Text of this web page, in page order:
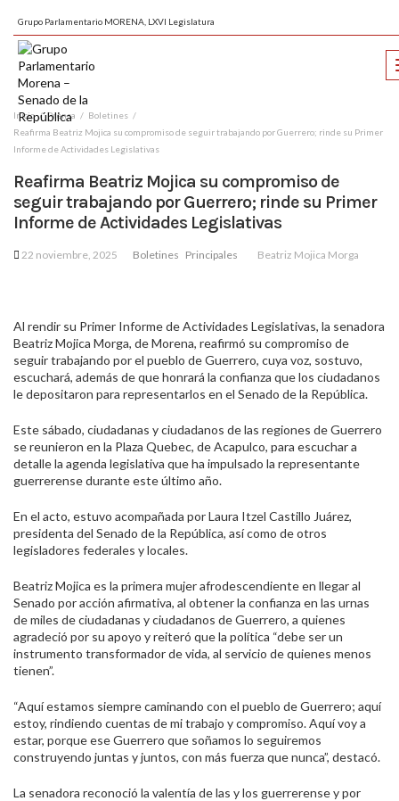
Grupo Parlamentario MORENA, LXVI Legislatura
Inicio Prensa
Boletines
Reafirma Beatriz Mojica su compromiso de seguir trabajando por Guerrero; rinde su Primer
Informe de Actividades Legislativas
Reafirma Beatriz Mojica su compromiso de
seguir trabajando por Guerrero; rinde su Primer
Informe de Actividades Legislativas
22 noviembre, 2025 Boletines Principales Beatriz Mojica Morga
Al rendir su Primer Informe de Actividades Legislativas, la senadora
Beatriz Mojica Morga, de Morena, reafirmó su compromiso de
seguir trabajando por el pueblo de Guerrero, cuya voz, sostuvo,
escuchará, además de que honrará la confianza que los ciudadanos
le depositaron para representarlos en el Senado de la República.
Este sábado, ciudadanas y ciudadanos de las regiones de Guerrero
se reunieron en la Plaza Quebec, de Acapulco, para escuchar a
detalle la agenda legislativa que ha impulsado la representante
guerrerense durante este último año.
En el acto, estuvo acompañada por Laura Itzel Castillo Juárez,
presidenta del Senado de la República, así como de otros
legisladores federales y locales.
Beatriz Mojica es la primera mujer afrodescendiente en llegar al
Senado por acción afirmativa, al obtener la confianza en las urnas
de miles de ciudadanas y ciudadanos de Guerrero, a quienes
agradeció por su apoyo y reiteró que la política “debe ser un
instrumento transformador de vida, al servicio de quienes menos
tienen”.
“Aquí estamos siempre caminando con el pueblo de Guerrero; aquí
estoy, rindiendo cuentas de mi trabajo y compromiso. Aquí voy a
estar, porque ese Guerrero que soñamos lo seguiremos
construyendo juntas y juntos, con más fuerza que nunca”, destacó.
La senadora reconoció la valentía de las y los guerrerense y por